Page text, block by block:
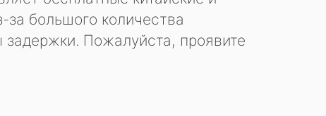
большого количества
Пожалуйста, проявите